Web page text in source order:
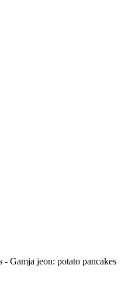
Gamja jeon: potato pancakes